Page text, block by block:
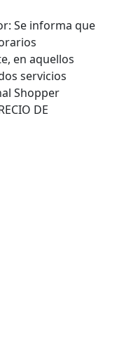
Se informa que
en aquellos
servicios
Shopper
DE